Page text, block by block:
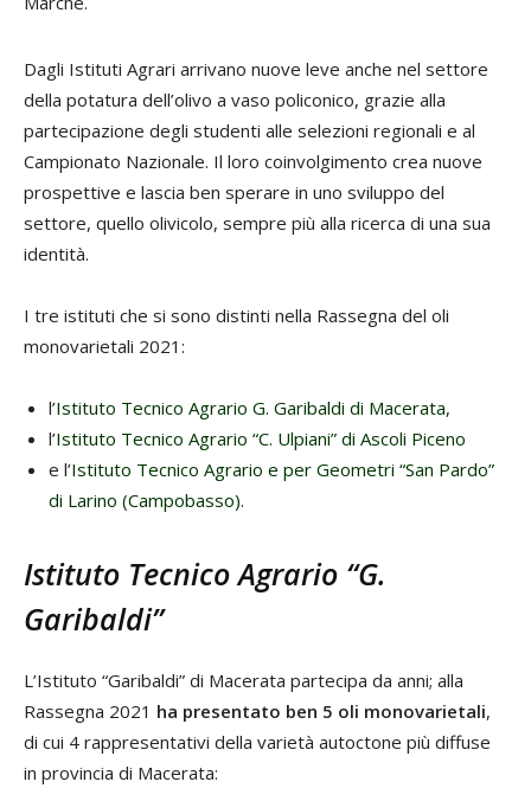
Dagli Istituti Agrari arrivano nuove leve anche nel settore
della potatura dell’olivo a vaso policonico, grazie alla
partecipazione degli studenti alle selezioni regionali e al
Campionato Nazionale. Il loro coinvolgimento crea nuove
prospettive e lascia ben sperare in uno sviluppo del
settore, quello olivicolo, sempre più alla ricerca di una sua
identità.
I tre istituti che si sono distinti nella Rassegna del oli
monovarietali 2021:
l’Istituto Tecnico Agrario G. Garibaldi di Macerata,
l’Istituto Tecnico Agrario “C. Ulpiani” di Ascoli Piceno
e l’Istituto Tecnico Agrario e per Geometri “San Pardo”
di Larino (Campobasso).
Istituto Tecnico Agrario “G.
Garibaldi”
L’Istituto “Garibaldi” di Macerata partecipa da anni; alla
Rassegna 2021 ha presentato ben 5 oli monovarietali,
di cui 4 rappresentativi della varietà autoctone più diffuse
in provincia di Macerata: